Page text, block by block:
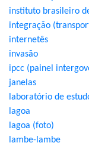
instituto brasileiro
integração
internetês
invasão
ipcc (painel
janelas
laboratório de
lagoa
lagoa (foto)
lambe-lambe